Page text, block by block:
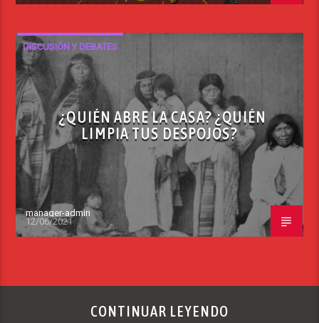
DISCUSIÓN Y DEBATES
¿QUIÉN ABRE LA CASA? ¿QUIÉN
LIMPIA TUS DESPOJOS?
manager-admin
12/06/2021
CONTINUAR LEYENDO